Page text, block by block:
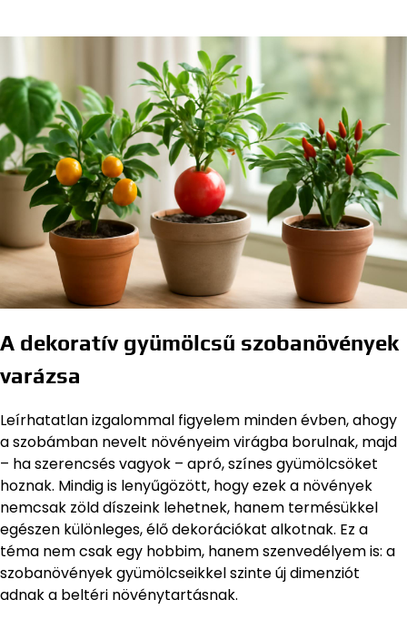
A dekoratív gyümölcsű szobanövények
varázsa
Leírhatatlan izgalommal figyelem minden évben, ahogy
a szobámban nevelt növényeim virágba borulnak, majd
– ha szerencsés vagyok – apró, színes gyümölcsöket
hoznak. Mindig is lenyűgözött, hogy ezek a növények
nemcsak zöld díszeink lehetnek, hanem termésükkel
egészen különleges, élő dekorációkat alkotnak. Ez a
téma nem csak egy hobbim, hanem szenvedélyem is: a
szobanövények gyümölcseikkel szinte új dimenziót
adnak a beltéri növénytartásnak.